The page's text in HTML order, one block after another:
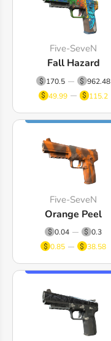
Five-SeveN
Fall Hazard
170.5
962.48
49.99
115.2
Five-SeveN
Orange Peel
0.04
0.3
0.85
38.58